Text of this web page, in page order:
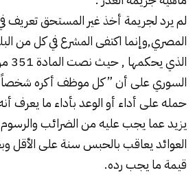
لم يرد لجريمة أخذ غير المستحق تعريف
المصري,وإنما اكتفى المشرع في كل من
السوري على أن ” كل موظف أكره
حمله على أداء أو الوعد بأداء ما يعرف
يزيد عما يجب عليه من الضرائب
العوائد يعاقب بالحبس سنة على الأقل
قيمة ما يجب رده.